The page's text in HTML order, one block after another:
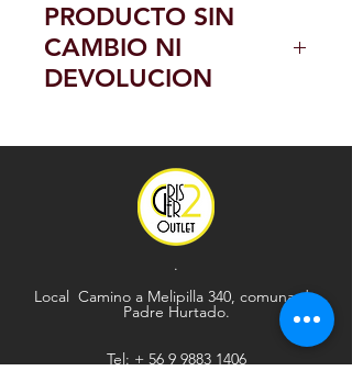
PRODUCTO SIN
CAMBIO NI
DEVOLUCION
.
Local Camino a Melipilla 340, comuna de
Padre Hurtado.
Tel: + 56 9 9883 1406